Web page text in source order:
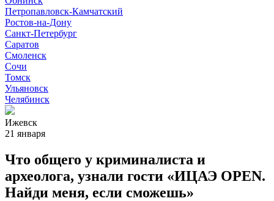
Петропавловск-Камчатский
Ростов-на-Дону
Санкт-Петербург
Саратов
Смоленск
Сочи
Томск
Ульяновск
Челябинск
Ижевск
21 января
Что общего у криминалиста и
археолога, узнали гости «ИЦАЭ OPEN.
Найди меня, если сможешь»